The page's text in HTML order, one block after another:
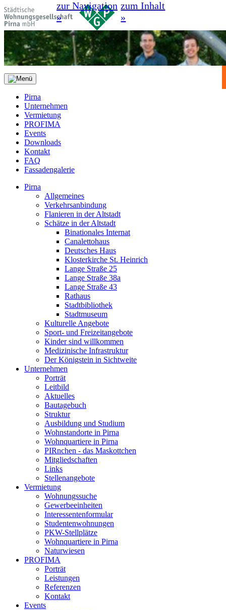
zur Navigation
»
zum Inhalt
»
Pirna
Unternehmen
Vermietung
PROFIMA
Events
Downloads
Kontakt
FAQ
Fassadengalerie
Pirna
Allgemeines
Verkehrsanbindung
Flanieren in der Altstadt
Schätze in der Altstadt
Binationales Internat
Canalettohaus
Deutsches Haus
Klosterkirche St. Heinrich
Lange Straße 25
Lange Straße 38a
Lange Straße 43
Rathaus
Stadtbibliothek
Stadtmuseum
Kulturelle Angebote
Sport- und Freizeitangebote
Kinder sind willkommen
Medizinische Infrastruktur
Der Königstein in Sichtweite
Unternehmen
Porträt
Leitbild
Aktuelles
Bautagebuch
Struktur
Ausbildung und Studium
Wohnstandorte in Pirna
Wohnquartiere in Pirna
PIRnchen - das Maskottchen
Mitgliedschaften
Links
Stellenangebote
Vermietung
Wohnungssuche
Gewerbeeinheiten
Interessentenformular
Studentenwohnungen
PKW-Stellplätze
Wohnquartiere in Pirna
Naturwiesen
PROFIMA
Porträt
Leistungen
Referenzen
Kontakt
Events